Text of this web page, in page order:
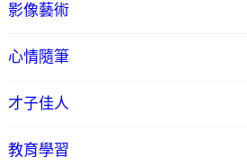
影像藝術
心情隨筆
才子佳人
教育學習